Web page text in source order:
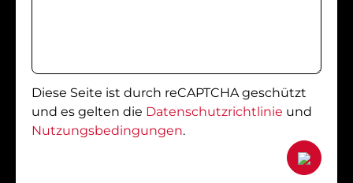
Diese Seite ist durch reCAPTCHA geschützt
und es gelten die Datenschutzrichtlinie und
Nutzungsbedingungen.